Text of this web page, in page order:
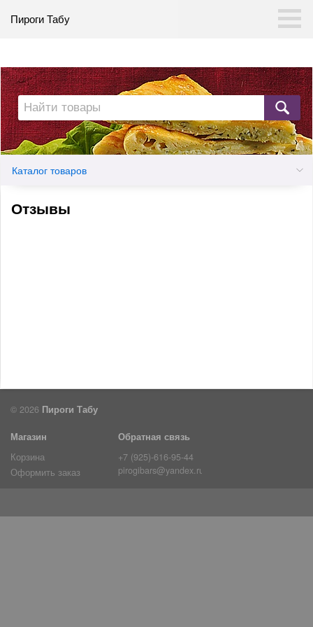
Пироги Табу
Каталог товаров
Отзывы
© 2026 Пироги Табу
Магазин
Корзина
Оформить заказ
Обратная связь
+7 (925)-616-95-44
pirogibars@yandex.ru